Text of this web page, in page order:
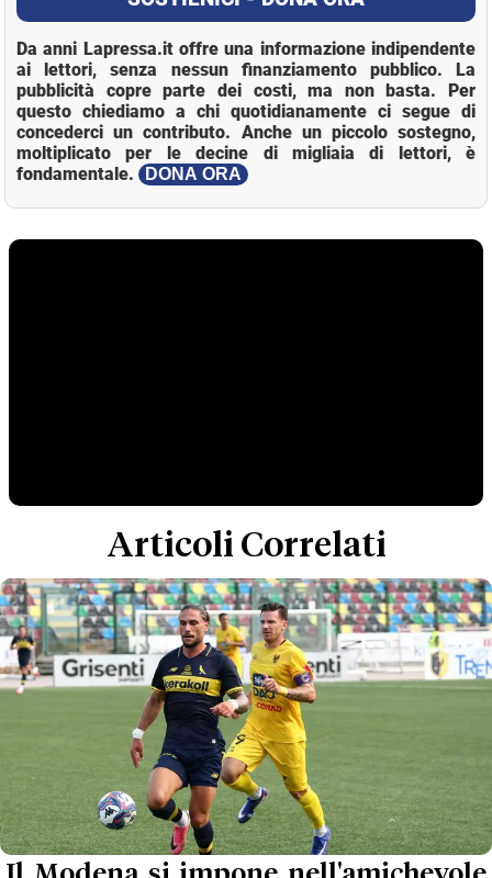
Da anni Lapressa.it offre una informazione indipendente
ai lettori, senza nessun finanziamento pubblico. La
pubblicità copre parte dei costi, ma non basta. Per
questo chiediamo a chi quotidianamente ci segue di
concederci un contributo. Anche un piccolo sostegno,
moltiplicato per le decine di migliaia di lettori, è
fondamentale.
DONA ORA
Articoli Correlati